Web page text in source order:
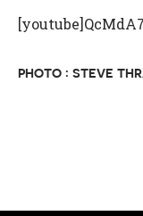
PHOTO : STEVE